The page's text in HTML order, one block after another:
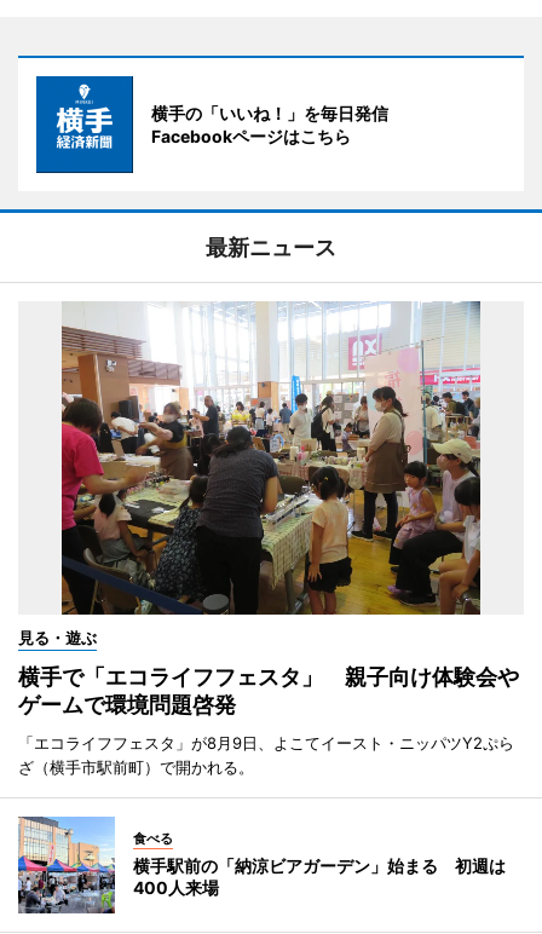
横手の「いいね！」を毎日発信
Facebookページはこちら
最新ニュース
見る・遊ぶ
横手で「エコライフフェスタ」 親子向け体験会や
ゲームで環境問題啓発
「エコライフフェスタ」が8月9日、よこてイースト・ニッパツY2ぷら
ざ（横手市駅前町）で開かれる。
食べる
横手駅前の「納涼ビアガーデン」始まる 初週は
400人来場